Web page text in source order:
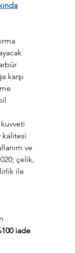
karşı
kalitesi
ve
çelik,
ile
iade